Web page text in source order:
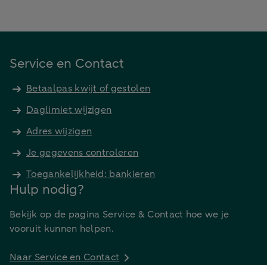
Service en Contact
Betaalpas kwijt of gestolen
Daglimiet wijzigen
Adres wijzigen
Je gegevens controleren
Toegankelijkheid: bankieren
Hulp nodig?
Bekijk op de pagina Service & Contact hoe we je
vooruit kunnen helpen.
Naar Service en Contact